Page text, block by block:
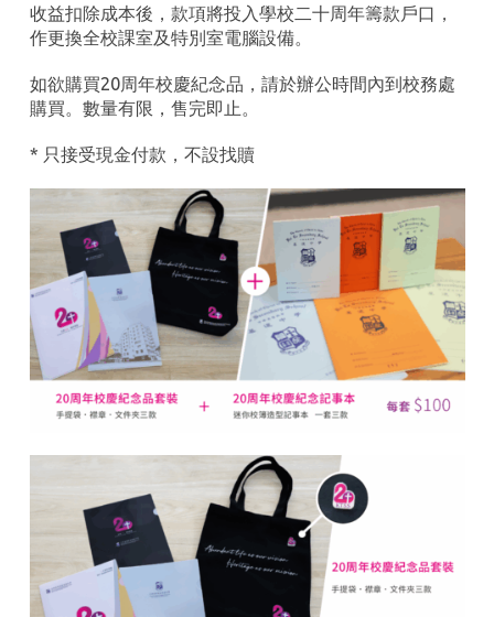
收益扣除成本後，款項將投入學校二十周年籌款戶口，
作更換全校課室及特別室電腦設備。
如欲購買20周年校慶紀念品，請於辦公時間內到校務處
購買。數量有限，售完即止。
* 只接受現金付款，不設找贖